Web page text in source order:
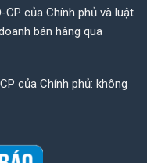
của Chính phủ và luật
bán hàng qua
của Chính phủ: không